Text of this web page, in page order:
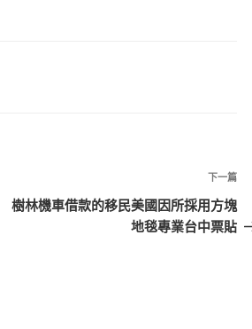
下
一
篇
下一篇
樹林機車借款的移民美國因所採用方塊
地毯專業台中票貼